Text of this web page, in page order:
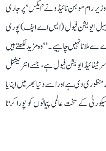
رام موہن نائیڈو نے ’ایکس‘ پر جاری
ایویشن فیول (ایس اے ایف) پوری
نہیں چاہیے۔‘‘ وہ مزید لکھتے ہیں
ایویشن فیول ہے، جسے انٹرنیشنل
دی ہے اور اسے دنیا بھر میں اپنایا
کے سخت عالمی پیمانوں کو پورا کرتا